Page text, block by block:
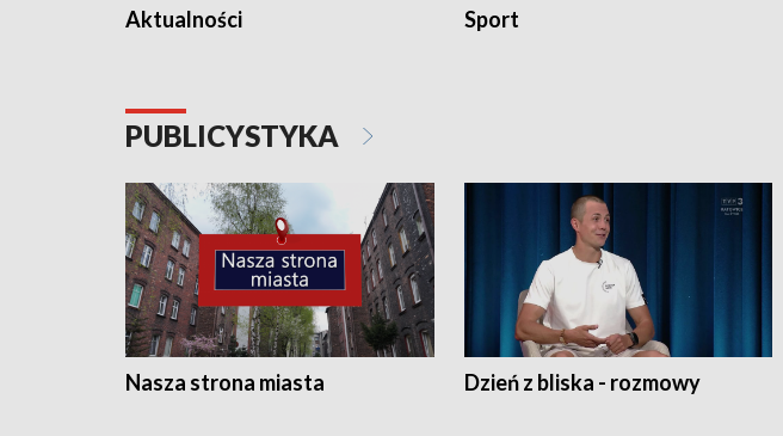
Aktualności Sport
PUBLICYSTYKA
Nasza strona miasta Dzień z bliska - rozmowy